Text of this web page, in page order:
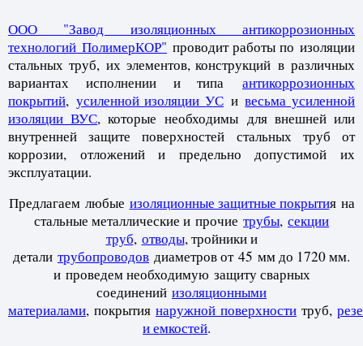
ООО "Завод изоляционных антикоррозионных
технологий ПолимерКОР" проводит работы по изоляции
стальных труб, их элементов, конструкций в различных
вариантах исполнении и типа антикоррозионных
покрытий, усиленной изоляции УС и весьма усиленной
изоляции ВУС, которые необходимы для внешней или
внутренней защите поверхностей стальных труб от
коррозии, отложений и предельно допустимой их
эксплуатации.
Предлагаем любые изоляционные защитные покрытия на
стальные металлические и прочие трубы, секции
труб, отводы, тройники и
детали трубопроводов диаметров от 45 мм до 1720 мм.
и проведем необходимую защиту сварных
соединений изоляционными
материалами, покрытия наружной поверхности труб,
и емкостей.